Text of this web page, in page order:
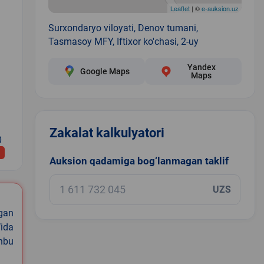
Leaflet| ©e-auksion.uz
Surxondaryo viloyati, Denov tumani,
Tasmasoy MFY, Iftixor ko'chasi, 2-uy
Google Maps
Yandex
Maps
Zakalat kalkulyatori
Auksion qadamiga bog‘lanmagan taklif
UZS